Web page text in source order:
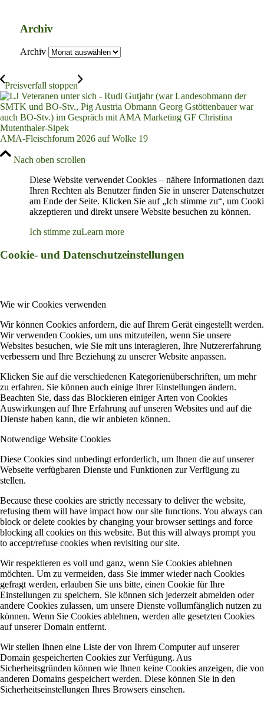
Archiv
Archiv
Preisverfall stoppen
AMA-Fleischforum 2026 auf Wolke 19
Nach oben scrollen
Diese Website verwendet Cookies – nähere Informationen
Ihren Rechten als Benutzer finden Sie in unserer
am Ende der Seite. Klicken Sie auf „Ich stimme zu“, um
akzeptieren und direkt unsere Website besuchen zu können.
Ich stimme zuLearn more
Cookie- und Datenschutzeinstellungen
Wie wir Cookies verwenden
Wir können Cookies anfordern, die auf Ihrem Gerät eingestellt werden.
Wir verwenden Cookies, um uns mitzuteilen, wenn Sie unsere
Websites besuchen, wie Sie mit uns interagieren, Ihre Nutzererfahrung
verbessern und Ihre Beziehung zu unserer Website anpassen.
Klicken Sie auf die verschiedenen Kategorienüberschriften, um mehr
zu erfahren. Sie können auch einige Ihrer Einstellungen ändern.
Beachten Sie, dass das Blockieren einiger Arten von Cookies
Auswirkungen auf Ihre Erfahrung auf unseren Websites und auf die
Dienste haben kann, die wir anbieten können.
Notwendige Website Cookies
Diese Cookies sind unbedingt erforderlich, um Ihnen die auf unserer
Webseite verfügbaren Dienste und Funktionen zur Verfügung zu
stellen.
Because these cookies are strictly necessary to deliver the website,
refusing them will have impact how our site functions. You always can
block or delete cookies by changing your browser settings and force
blocking all cookies on this website. But this will always prompt you
to accept/refuse cookies when revisiting our site.
Wir respektieren es voll und ganz, wenn Sie Cookies ablehnen
möchten. Um zu vermeiden, dass Sie immer wieder nach Cookies
gefragt werden, erlauben Sie uns bitte, einen Cookie für Ihre
Einstellungen zu speichern. Sie können sich jederzeit abmelden oder
andere Cookies zulassen, um unsere Dienste vollumfänglich nutzen zu
können. Wenn Sie Cookies ablehnen, werden alle gesetzten Cookies
auf unserer Domain entfernt.
Wir stellen Ihnen eine Liste der von Ihrem Computer auf unserer
Domain gespeicherten Cookies zur Verfügung. Aus
Sicherheitsgründen können wie Ihnen keine Cookies anzeigen, die von
anderen Domains gespeichert werden. Diese können Sie in den
Sicherheitseinstellungen Ihres Browsers einsehen.